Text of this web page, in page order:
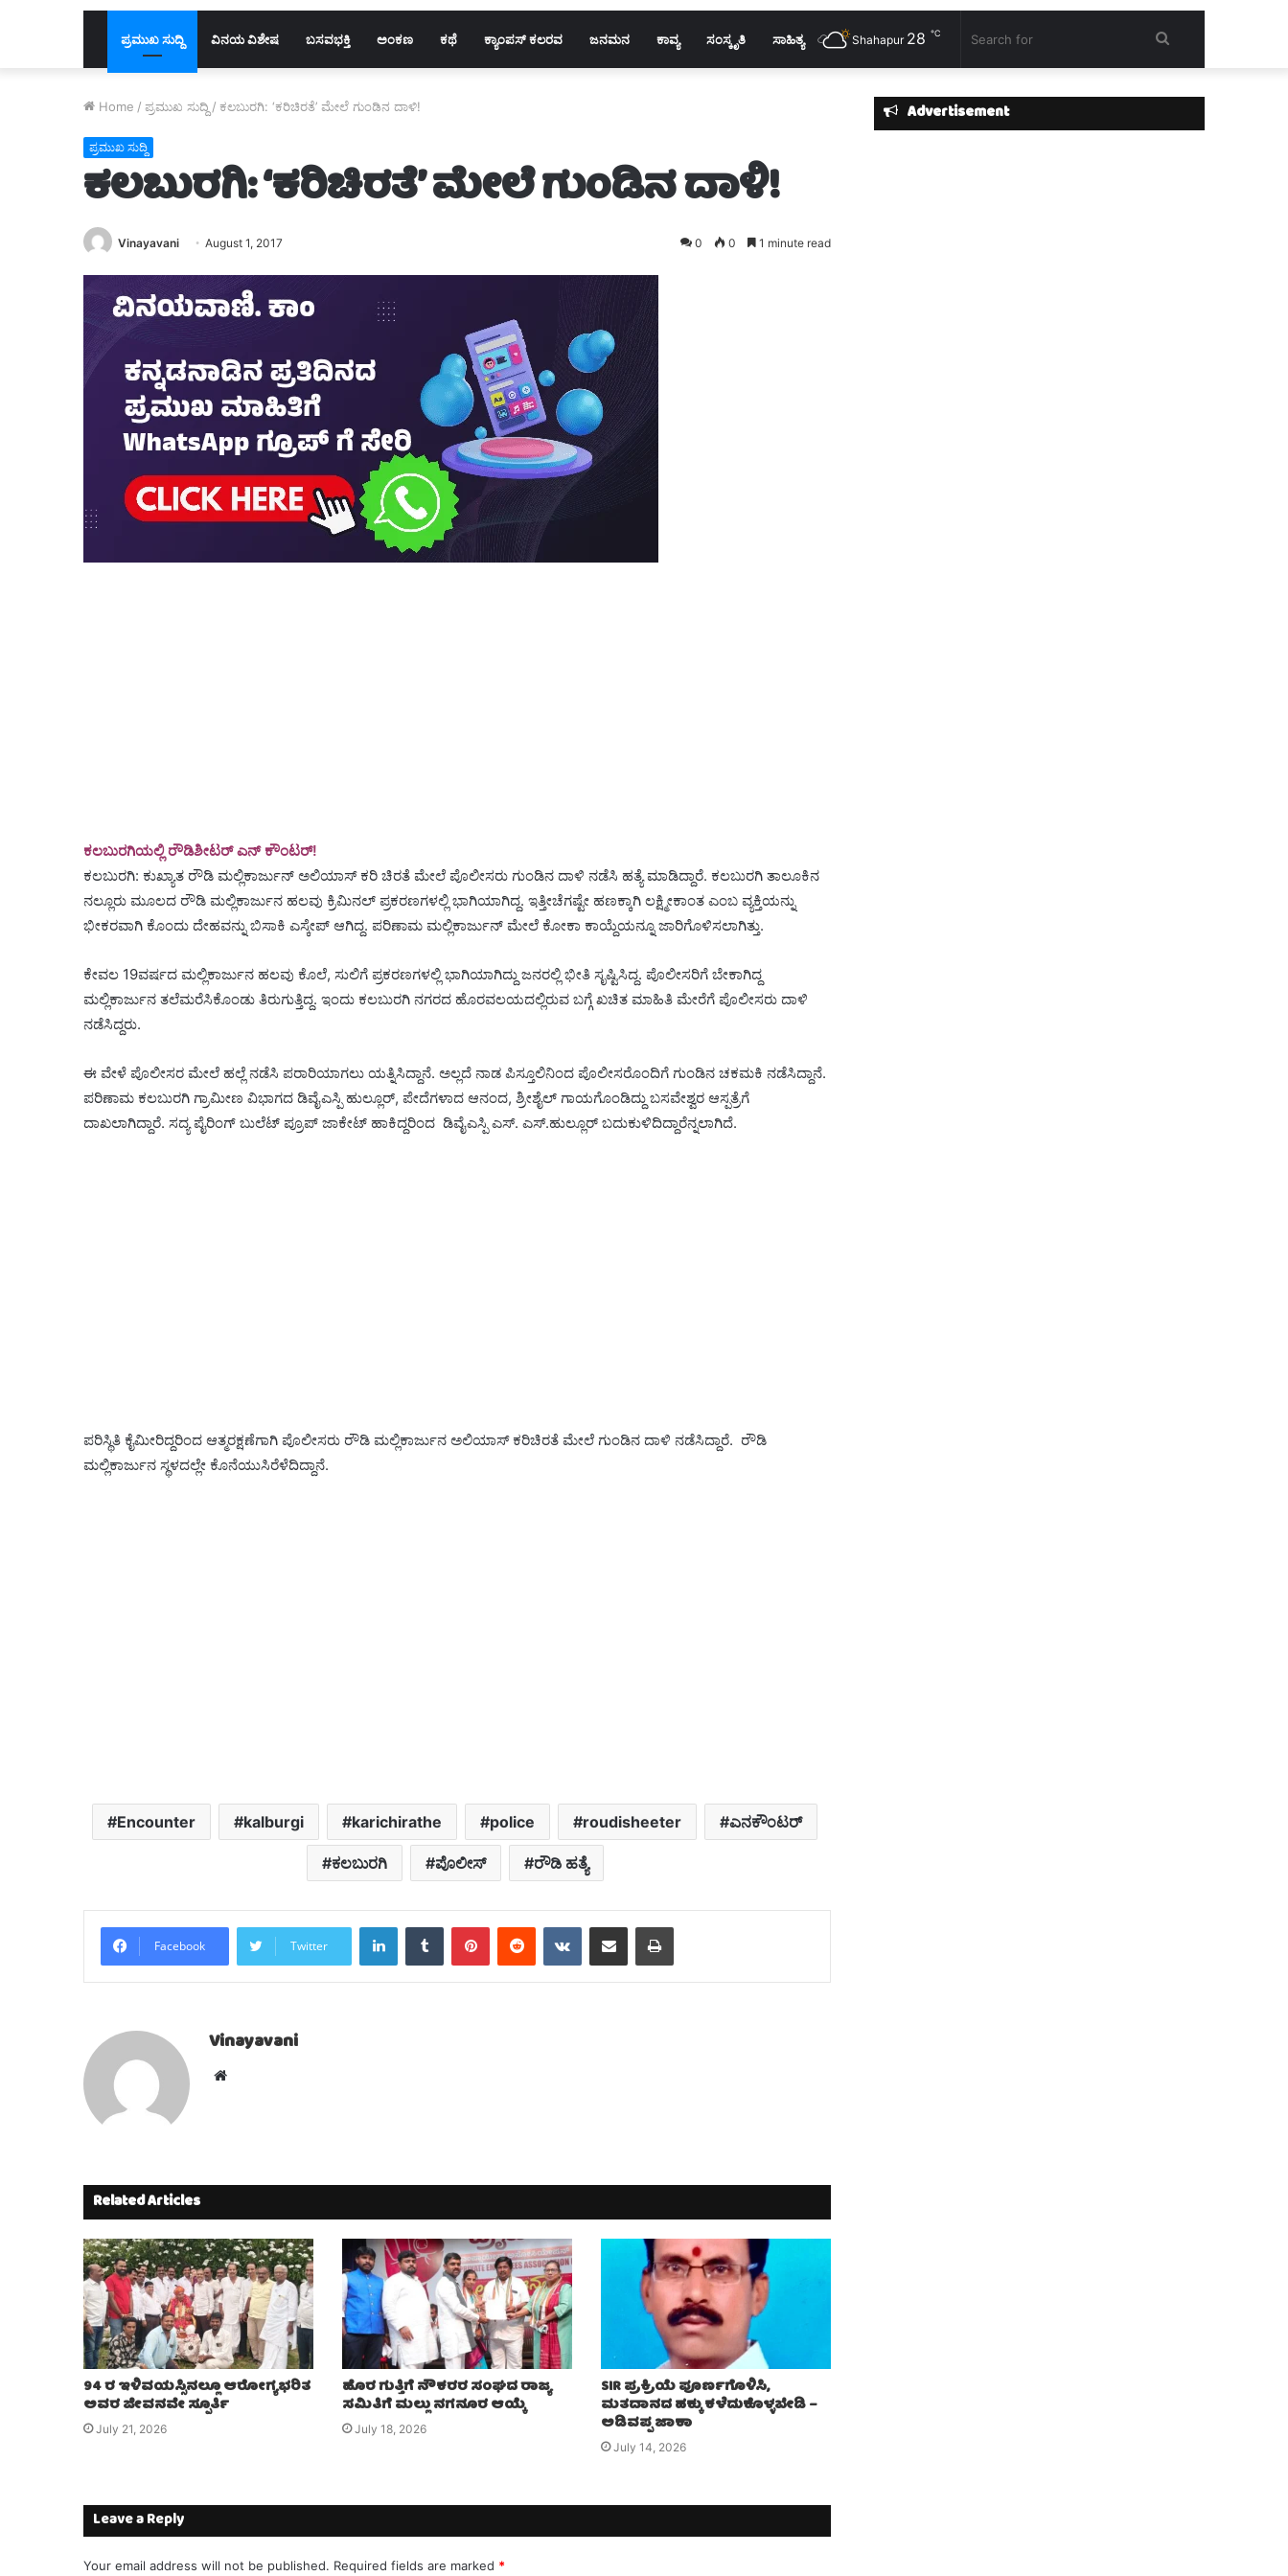
ಪ್ರಮುಖ ಸುದ್ದಿ ವಿನಯ ವಿಶೇಷ ಬಸವಭಕ್ತಿ ಅಂಕಣ ಕಥೆ ಕ್ಯಾಂಪಸ್ ಕಲರವ ಜನಮನ ಕಾವ್ಯ ಸಂಸ್ಕೃತಿ ಸಾಹಿತ್ಯ Search
for
Shahapur 28 ℃
Home / ಪ್ರಮುಖ ಸುದ್ದಿ / ಕಲಬುರಗಿ: ‘ಕರಿಚಿರತೆ’ ಮೇಲೆ ಗುಂಡಿನ ದಾಳಿ!
ಪ್ರಮುಖ ಸುದ್ದಿ
ಕಲಬುರಗಿ: ‘ಕರಿಚಿರತೆ’ ಮೇಲೆ ಗುಂಡಿನ ದಾಳಿ!
Vinayavani August 1, 2017 0 0 1 minute read
ಕಲಬುರಗಿಯಲ್ಲಿ ರೌಡಿಶೀಟರ್ ಎನ್ ಕೌಂಟರ್!
ಕಲಬುರಗಿ: ಕುಖ್ಯಾತ ರೌಡಿ ಮಲ್ಲಿಕಾರ್ಜುನ್ ಅಲಿಯಾಸ್ ಕರಿ ಚಿರತೆ ಮೇಲೆ ಪೊಲೀಸರು ಗುಂಡಿನ ದಾಳಿ ನಡೆಸಿ ಹತ್ಯೆ ಮಾಡಿದ್ದಾರೆ. ಕಲಬುರಗಿ ತಾಲೂಕಿನ
ನಲ್ಲೂರು ಮೂಲದ ರೌಡಿ ಮಲ್ಲಿಕಾರ್ಜುನ ಹಲವು ಕ್ರಿಮಿನಲ್ ಪ್ರಕರಣಗಳಲ್ಲಿ ಭಾಗಿಯಾಗಿದ್ದ. ಇತ್ತೀಚೆಗಷ್ಟೇ ಹಣಕ್ಕಾಗಿ ಲಕ್ಷ್ಮೀಕಾಂತ ಎಂಬ ವ್ಯಕ್ತಿಯನ್ನು
ಭೀಕರವಾಗಿ ಕೊಂದು ದೇಹವನ್ನು ಬಿಸಾಕಿ ಎಸ್ಕೇಪ್ ಆಗಿದ್ದ. ಪರಿಣಾಮ ಮಲ್ಲಿಕಾರ್ಜುನ್ ಮೇಲೆ ಕೋಕಾ ಕಾಯ್ದೆಯನ್ನೂ ಜಾರಿಗೊಳಿಸಲಾಗಿತ್ತು.
ಕೇವಲ 19ವರ್ಷದ ಮಲ್ಲಿಕಾರ್ಜುನ ಹಲವು ಕೊಲೆ, ಸುಲಿಗೆ ಪ್ರಕರಣಗಳಲ್ಲಿ ಭಾಗಿಯಾಗಿದ್ದು ಜನರಲ್ಲಿ ಭೀತಿ ಸೃಷ್ಟಿಸಿದ್ದ. ಪೊಲೀಸರಿಗೆ ಬೇಕಾಗಿದ್ದ
ಮಲ್ಲಿಕಾರ್ಜುನ ತಲೆಮರೆಸಿಕೊಂಡು ತಿರುಗುತ್ತಿದ್ದ. ಇಂದು ಕಲಬುರಗಿ ನಗರದ ಹೊರವಲಯದಲ್ಲಿರುವ ಬಗ್ಗೆ ಖಚಿತ ಮಾಹಿತಿ ಮೇರೆಗೆ ಪೊಲೀಸರು ದಾಳಿ
ನಡೆಸಿದ್ದರು.
ಈ ವೇಳೆ ಪೊಲೀಸರ ಮೇಲೆ ಹಲ್ಲೆ ನಡೆಸಿ ಪರಾರಿಯಾಗಲು ಯತ್ನಿಸಿದ್ದಾನೆ. ಅಲ್ಲದೆ ನಾಡ ಪಿಸ್ತೂಲಿನಿಂದ ಪೊಲೀಸರೊಂದಿಗೆ ಗುಂಡಿನ ಚಕಮಕಿ ನಡೆಸಿದ್ದಾನೆ.
ಪರಿಣಾಮ ಕಲಬುರಗಿ ಗ್ರಾಮೀಣ ವಿಭಾಗದ ಡಿವೈಎಸ್ಪಿ ಹುಲ್ಲೂರ್, ಪೇದೆಗಳಾದ ಆನಂದ, ಶ್ರೀಶೈಲ್ ಗಾಯಗೊಂಡಿದ್ದು ಬಸವೇಶ್ವರ ಆಸ್ಪತ್ರೆಗೆ
ದಾಖಲಾಗಿದ್ದಾರೆ. ಸದ್ಯ ಪೈರಿಂಗ್ ಬುಲೆಟ್ ಪ್ರೂಪ್ ಜಾಕೇಟ್ ಹಾಕಿದ್ದರಿಂದ ಡಿವೈಎಸ್ಪಿ ಎಸ್. ಎಸ್.ಹುಲ್ಲೂರ್ ಬದುಕುಳಿದಿದ್ದಾರೆನ್ನಲಾಗಿದೆ.
ಪರಿಸ್ಥಿತಿ ಕೈಮೀರಿದ್ದರಿಂದ ಆತ್ಮರಕ್ಷಣೆಗಾಗಿ ಪೊಲೀಸರು ರೌಡಿ ಮಲ್ಲಿಕಾರ್ಜುನ ಅಲಿಯಾಸ್ ಕರಿಚಿರತೆ ಮೇಲೆ ಗುಂಡಿನ ದಾಳಿ ನಡೆಸಿದ್ದಾರೆ. ರೌಡಿ
ಮಲ್ಲಿಕಾರ್ಜುನ ಸ್ಥಳದಲ್ಲೇ ಕೊನೆಯುಸಿರೆಳೆದಿದ್ದಾನೆ.
Encounter kalburgi karichirathe police roudisheeter ಎನಕೌಂಟರ್
ಕಲಬುರಗಿ ಪೊಲೀಸ್ ರೌಡಿ ಹತ್ಯೆ
Facebook Twitter
LinkedInTumblr PinterestReddit VKontakteShare via Email Print
Vinayavani
Website
Related Articles
94 ರ ಇಳಿವಯಸ್ಸಿನಲ್ಲೂ ಆರೋಗ್ಯಭರಿತ
ಅವರ ಜೀವನವೇ ಸ್ಪೂರ್ತಿ
July 21, 2026
ಹೊರ ಗುತ್ತಿಗೆ ನೌಕರರ ಸಂಘದ ರಾಜ್ಯ
ಸಮಿತಿಗೆ ಮಲ್ಲು ನಗನೂರ ಆಯ್ಕೆ
July 18, 2026
SIR ಪ್ರಕ್ರಿಯೆ ಪೂರ್ಣಗೊಳಿಸಿ,
ಮತದಾನದ ಹಕ್ಕು ಕಳೆದುಕೊಳ್ಳಬೇಡಿ –
ಅಡಿವಪ್ಪ ಜಾಕಾ
July 14, 2026
Leave a Reply
Your email address will not be published. Required fields are marked *
Advertisement